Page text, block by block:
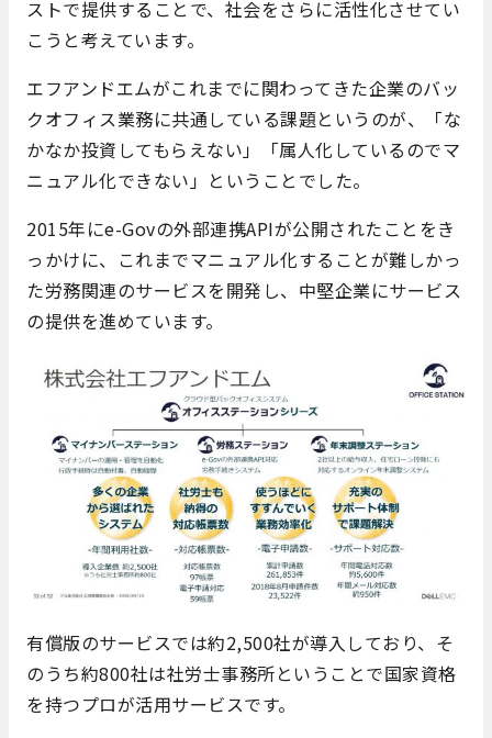
ストで提供することで、社会をさらに活性化させてい
こうと考えています。
エフアンドエムがこれまでに関わってきた企業のバッ
クオフィス業務に共通している課題というのが、「な
かなか投資してもらえない」「属人化しているのでマ
ニュアル化できない」ということでした。
2015年にe-Govの外部連携APIが公開されたことをき
っかけに、これまでマニュアル化することが難しかっ
た労務関連のサービスを開発し、中堅企業にサービス
の提供を進めています。
有償版のサービスでは約2,500社が導入しており、そ
のうち約800社は社労士事務所ということで国家資格
を持つプロが活用サービスです。